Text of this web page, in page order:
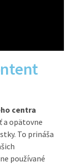
centra
a opätovne
To prináša
používané